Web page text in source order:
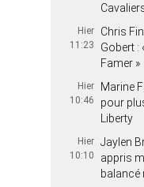
Hier
11:23
Chris
Gobert :
Famer »
Hier
10:46
Marine
pour
Liberty
Hier
10:10
Jaylen
appris
balancé